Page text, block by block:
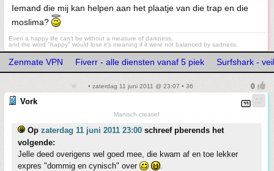
Iemand die mij kan helpen aan het plaatje van die trap en die
moslima?
Even a happy life can't be without a measure of darkness,
and the word "happy" would lose it's meaning if it were not balanced by sadness.
Zenmate VPN Fiverr - alle diensten vanaf 5 piek Surfshark -
• zaterdag 11 juni 2011 @ 23:07 • 36
Vork
Manisch creatief
Op zaterdag 11 juni 2011 23:00 schreef pberends het
volgende:
Jelle deed overigens wel goed mee, die kwam af en toe lekker
expres "dommig en cynisch" over
.